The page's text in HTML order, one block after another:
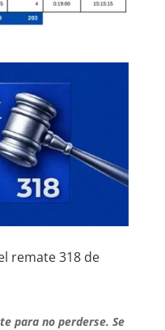
remate 318 de
para no perderse. Se